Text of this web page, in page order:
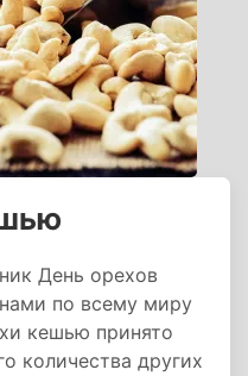
День орехов
по всему миру
кешью принято
количества других